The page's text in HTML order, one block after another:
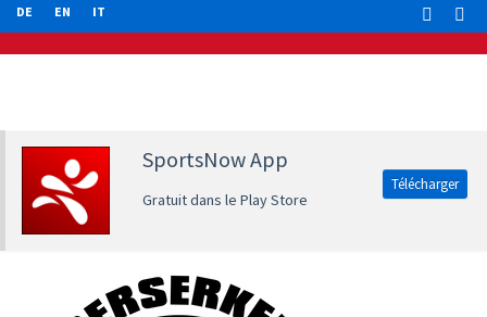
DE EN IT
SportsNow App
Gratuit dans le Play Store
Télécharger